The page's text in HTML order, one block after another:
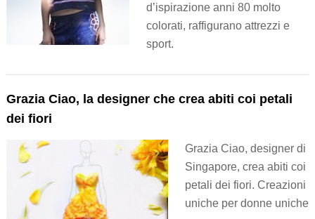
d’ispirazione anni 80 molto
colorati, raffigurano attrezzi e
sport.
Grazia Ciao, la designer che crea abiti coi petali
dei fiori
Grazia Ciao, designer di
Singapore, crea abiti coi
petali dei fiori. Creazioni
uniche per donne uniche